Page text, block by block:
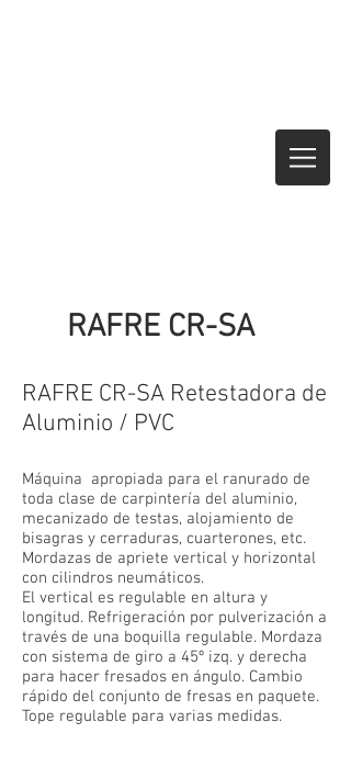
RAFRE CR-SA
RAFRE CR-SA Retestadora de
Aluminio / PVC
Máquina apropiada para el ranurado de
toda clase de carpintería del aluminio,
mecanizado de testas, alojamiento de
bisagras y cerraduras, cuarterones, etc.
Mordazas de apriete vertical y horizontal
con cilindros neumáticos.
El vertical es regulable en altura y
longitud. Refrigeración por pulverización a
través de una boquilla regulable. Mordaza
con sistema de giro a 45º izq. y derecha
para hacer fresados en ángulo. Cambio
rápido del conjunto de fresas en paquete.
Tope regulable para varias medidas.